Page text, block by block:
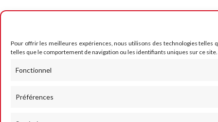
Pour offrir les meilleures expériences, nous utilisons des technologies telles
telles que le comportement de navigation ou les identifiants uniques sur ce
Fonctionnel
Préférences